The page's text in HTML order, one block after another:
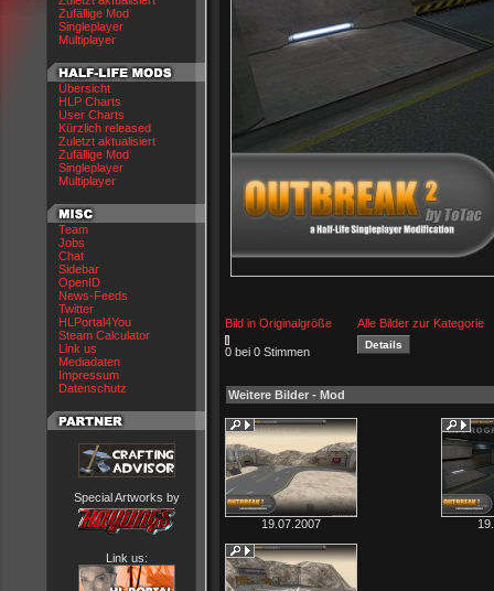
Zufällige Mod
Singleplayer
Multiplayer
Übersicht
HLP Charts
User Charts
Kürzlich released
Zuletzt aktualisiert
Zufällige Mod
Singleplayer
Multiplayer
Team
Jobs
Chat
Sidebar
OpenID
News-Feeds
Twitter
HLPortal4You
Steam Calculator
Link us
Mediadaten
Impressum
Datenschutz
Special Artworks by
Link us:
Bild in Originalgröße Alle Bilder zur Kategorie
0 bei 0 Stimmen
Weitere Bilder - Mod
19.07.2007